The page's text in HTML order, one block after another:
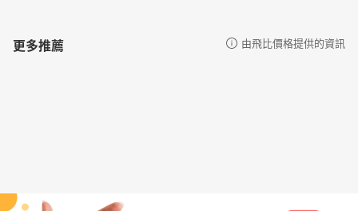
更多推薦 由飛比價格提供的資訊